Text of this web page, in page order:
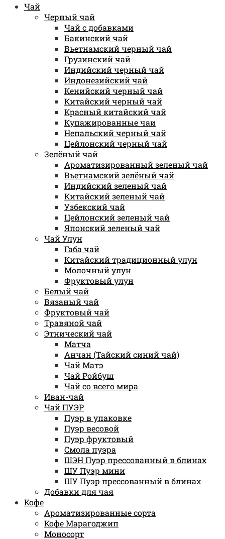
Чай
Черный чай
Чай с добавками
Бакинский чай
Вьетнамский черный чай
Грузинский чай
Индийский черный чай
Индонезийский чай
Кенийский черный чай
Китайский черный чай
Красный китайский чай
Купажированные чаи
Непальский черный чай
Цейлонский черный чай
Зелёный чай
Ароматизированный зеленый чай
Вьетнамский зелёный чай
Индийский зеленый чай
Китайский зеленый чай
Узбекский чай
Цейлонский зеленый чай
Японский зеленый чай
Чай Улун
Габа чай
Китайский традиционный улун
Молочный улун
Фруктовый улун
Белый чай
Вязаный чай
Фруктовый чай
Травяной чай
Этнический чай
Матча
Анчан (Тайский синий чай)
Чай Матэ
Чай Ройбуш
Чай со всего мира
Иван-чай
Чай ПУЭР
Пуэр в упаковке
Пуэр весовой
Пуэр фруктовый
Смола пуэра
ШЭН Пуэр прессованный в блинах
ШУ Пуэр мини
ШУ Пуэр прессованный в блинах
Добавки для чая
Кофе
Ароматизированные сорта
Кофе Марагоджип
Моносорт